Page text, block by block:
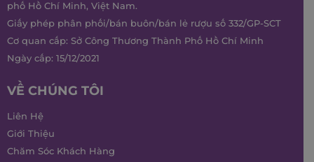
phố Hồ Chí Minh, Việt Nam.
Giấy phép phân phối/bán buôn/bán lẻ rượu số 332/GP-SCT
Cơ quan cấp: Sở Công Thương Thành Phố Hồ Chí Minh
Ngày cấp: 15/12/2021
VỀ CHÚNG TÔI
Liên Hệ
Giới Thiệu
Chăm Sóc Khách Hàng